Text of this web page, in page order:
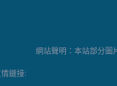
網站聲明：本站部分圖
鏈接: